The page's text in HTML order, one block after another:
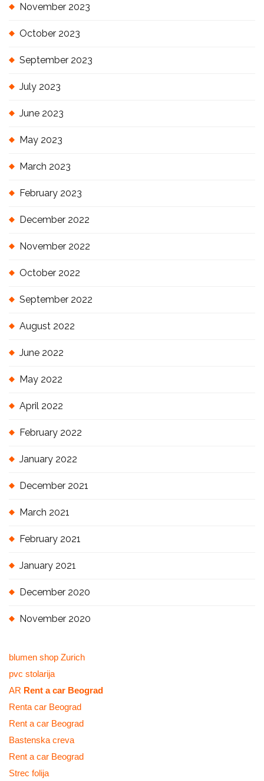
November 2023
October 2023
September 2023
July 2023
June 2023
May 2023
March 2023
February 2023
December 2022
November 2022
October 2022
September 2022
August 2022
June 2022
May 2022
April 2022
February 2022
January 2022
December 2021
March 2021
February 2021
January 2021
December 2020
November 2020
blumen shop Zurich
pvc stolarija
AR Rent a car Beograd
Renta car Beograd
Rent a car Beograd
Bastenska creva
Rent a car Beograd
Strec folija